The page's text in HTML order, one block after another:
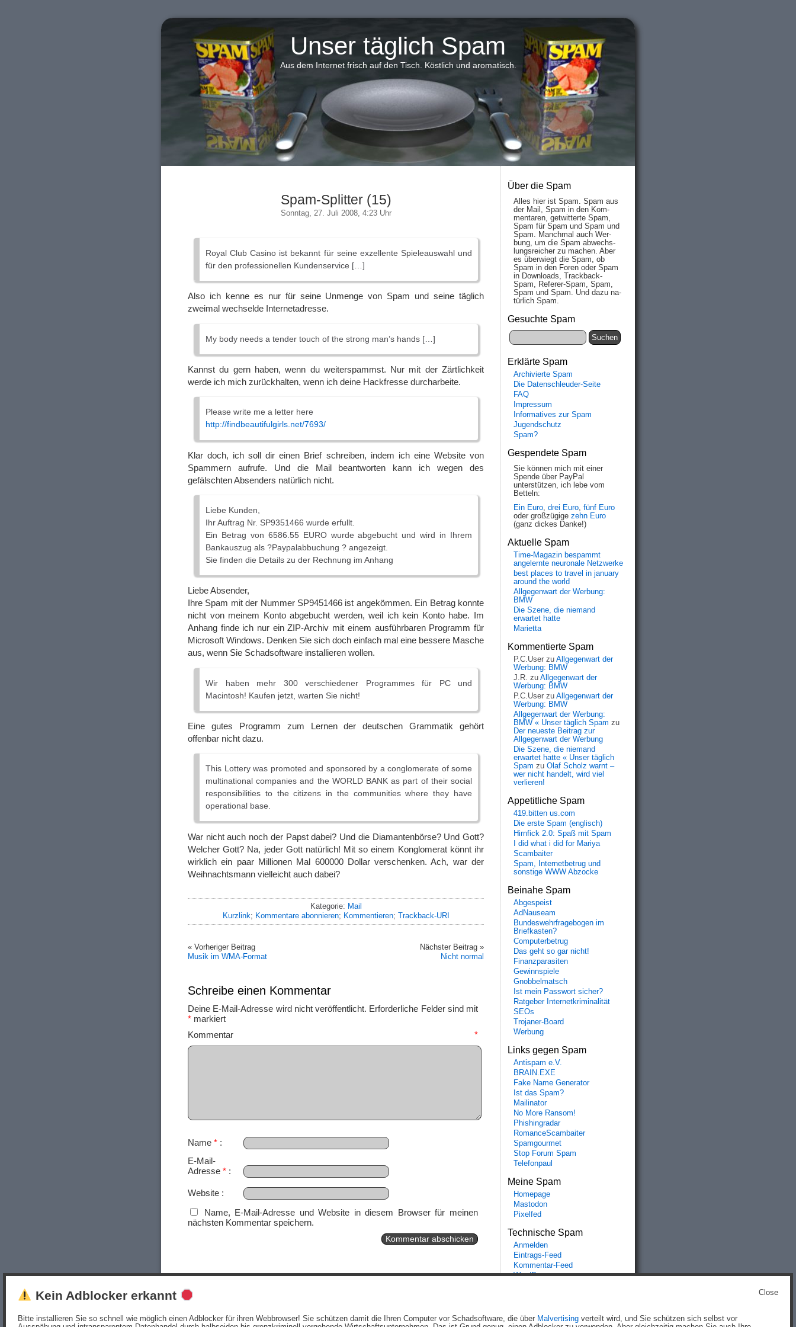
Unser täglich Spam
Aus dem Internet frisch auf den Tisch. Köstlich und aromatisch.
Spam-Splitter (15)
Sonntag, 27. Juli 2008, 4:23 Uhr
Royal Club Casino ist bekannt für seine exzellente Spieleauswahl und
für den professionellen Kundenservice […]
Also ich kenne es nur für seine Unmenge von Spam und seine täglich
zweimal wechselde Internetadresse.
My body needs a tender touch of the strong man’s hands […]
Kannst du gern haben, wenn du weiterspammst. Nur mit der Zärtlichkeit
werde ich mich zurückhalten, wenn ich deine Hackfresse durcharbeite.
Please write me a letter here
http://findbeautifulgirls.net/7693/
Klar doch, ich soll dir einen Brief schreiben, indem ich eine Website von
Spammern aufrufe. Und die Mail beantworten kann ich wegen des
gefälschten Absenders natürlich nicht.
Liebe Kunden,
Ihr Auftrag Nr. SP9351466 wurde erfullt.
Ein Betrag von 6586.55 EURO wurde abgebucht und wird in Ihrem
Bankauszug als ?Paypalabbuchung ? angezeigt.
Sie finden die Details zu der Rechnung im Anhang
Liebe Absender,
Ihre Spam mit der Nummer SP9451466 ist angekömmen. Ein Betrag konnte
nicht von meinem Konto abgebucht werden, weil ich kein Konto habe. Im
Anhang finde ich nur ein ZIP-Archiv mit einem ausführbaren Programm für
Microsoft Windows. Denken Sie sich doch einfach mal eine bessere Masche
aus, wenn Sie Schadsoftware installieren wollen.
Wir haben mehr 300 verschiedener Programmes für PC und
Macintosh! Kaufen jetzt, warten Sie nicht!
Eine gutes Programm zum Lernen der deutschen Grammatik gehört
offenbar nicht dazu.
This Lottery was promoted and sponsored by a conglomerate of some
multinational companies and the WORLD BANK as part of their social
responsibilities to the citizens in the communities where they have
operational base.
War nicht auch noch der Papst dabei? Und die Diamantenbörse? Und Gott?
Welcher Gott? Na, jeder Gott natürlich! Mit so einem Konglomerat könnt ihr
wirklich ein paar Millionen Mal 600000 Dollar verschenken. Ach, war der
Weihnachtsmann vielleicht auch dabei?
Kategorie: Mail
Kurzlink; Kommentare abonnieren; Kommentieren; Trackback-URI
« Vorheriger Beitrag
Musik im WMA-Format
Nächster Beitrag »
Nicht normal
Schreibe einen Kommentar
Deine E-Mail-Adresse wird nicht veröffentlicht. Erforderliche Felder sind mit
* markiert
Kommentar *
Name *
E-Mail-
Adresse *
Website
Name, E-Mail-Adresse und Website in diesem Browser für meinen
nächsten Kommentar speichern.
Über die Spam
Alles hier ist Spam. Spam aus
der Mail, Spam in den Kom­
men­taren, ge­twit­ter­te Spam,
Spam für Spam und Spam und
Spam. Manch­mal auch Wer­
bung, um die Spam ab­wechs­
lungs­reich­er zu mach­en. Aber
es über­wiegt die Spam, ob
Spam in den Fo­ren oder Spam
in Down­loads, Track­back-
Spam, Re­fe­rer-Spam, Spam,
Spam und Spam. Und da­zu na­
tür­lich Spam.
Gesuchte Spam
Erklärte Spam
Archivierte Spam
Die Datenschleuder-Seite
FAQ
Impressum
Informatives zur Spam
Jugendschutz
Spam?
Gespendete Spam
Sie können mich mit einer
Spende über PayPal
unterstützen, ich lebe vom
Betteln:
Ein Euro, drei Euro, fünf Euro
oder großzügige zehn Euro
(ganz dickes Danke!)
Aktuelle Spam
Time-Magazin bespammt
angelernte neuronale Netzwerke
best places to travel in january
around the world
Allgegenwart der Werbung:
BMW
Die Szene, die niemand
erwartet hatte
Marietta
Kommentierte Spam
P.C.User zu Allgegenwart der
Werbung: BMW
J.R. zu Allgegenwart der
Werbung: BMW
P.C.User zu Allgegenwart der
Werbung: BMW
Allgegenwart der Werbung:
BMW « Unser täglich Spam zu
Der neueste Beitrag zur
Allgegenwart der Werbung
Die Szene, die niemand
erwartet hatte « Unser täglich
Spam zu Olaf Scholz warnt –
wer nicht handelt, wird viel
verlieren!
Appetitliche Spam
419.bitten us.com
Die erste Spam (englisch)
Hirnfick 2.0: Spaß mit Spam
I did what i did for Mariya
Scambaiter
Spam, Internetbetrug und
sonstige WWW Abzocke
Beinahe Spam
Abgespeist
AdNauseam
Bundeswehrfragebogen im
Briefkasten?
Computerbetrug
Das geht so gar nicht!
Finanzparasiten
Gewinnspiele
Gnobbelmatsch
Ist mein Passwort sicher?
Ratgeber Internetkriminalität
SEOs
Trojaner-Board
Werbung
Links gegen Spam
Antispam e.V.
BRAIN.EXE
Fake Name Generator
Ist das Spam?
Mailinator
No More Ransom!
Phishingradar
RomanceScambaiter
Spamgourmet
Stop Forum Spam
Telefonpaul
Meine Spam
Homepage
Mastodon
Pixelfed
Technische Spam
Anmelden
Eintrags-Feed
Kommentar-Feed
WordPress.org
Beiträge (RSS)undKommentare (RSS).
Close
Kein Adblocker erkannt
Bitte installieren Sie so schnell wie möglich einen Adblocker für ihren Webbrowser! Sie schützen damit die Ihren Computer vor Schadsoftware, die über Malvertising verteilt wird, und Sie schützen sich selbst vor